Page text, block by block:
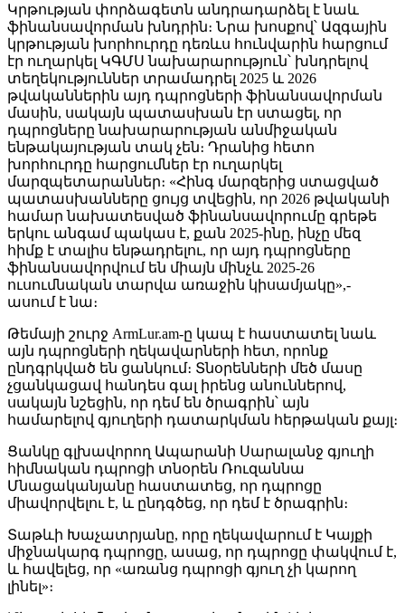
Կրթության փորձագետն անդրադարձել է նաև
ֆինանսավորման խնդրին։ Նրա խոսքով՝ Ազգային
կրթության խորհուրդը դեռևս հունվարին հարցում
էր ուղարկել ԿԳՄՍ նախարարություն՝ խնդրելով
տեղեկություններ տրամադրել 2025 և 2026
թվականներին այդ դպրոցների ֆինանսավորման
մասին, սակայն պատասխան էր ստացել, որ
դպրոցները նախարարության անմիջական
ենթակայության տակ չեն։ Դրանից հետո
խորհուրդը հարցումներ էր ուղարկել
մարզպետարաններ։ «Հինգ մարզերից ստացված
պատասխանները ցույց տվեցին, որ 2026 թվականի
համար նախատեսված ֆինանսավորումը գրեթե
երկու անգամ պակաս է, քան 2025-ինը, ինչը մեզ
հիմք է տալիս ենթադրելու, որ այդ դպրոցները
ֆինանսավորվում են միայն մինչև 2025-26
ուսումնական տարվա առաջին կիսամյակը»,-
ասում է նա։
Թեմայի շուրջ ArmLur.am-ը կապ է հաստատել նաև
այն դպրոցների ղեկավարների հետ, որոնք
ընդգրկված են ցանկում։ Տնօրենների մեծ մասը
չցանկացավ հանդես գալ իրենց անուններով,
սակայն նշեցին, որ դեմ են ծրագրին՝ այն
համարելով գյուղերի դատարկման հերթական քայլ։
Ցանկը գլխավորող Ապարանի Սարալանջ գյուղի
հիմնական դպրոցի տնօրեն Ռուզաննա
Մնացականյանը հաստատեց, որ դպրոցը
միավորվելու է, և ընդգծեց, որ դեմ է ծրագրին։
Տաթևի Խաչատրյանը, որը ղեկավարում է Կայքի
միջնակարգ դպրոցը, ասաց, որ դպրոցը փակվում է,
և հավելեց, որ «առանց դպրոցի գյուղ չի կարող
լինել»։